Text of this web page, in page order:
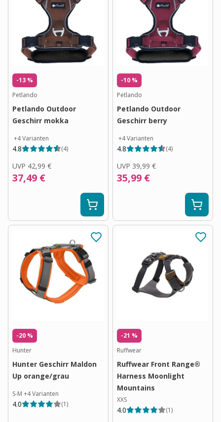
-13 %
Petlando
Petlando Outdoor
Geschirr mokka
+4Varianten
4.8 (4)
UVP 42,99 €
37,49 €
-10 %
Petlando
Petlando Outdoor
Geschirr berry
+4Varianten
4.8 (4)
UVP 39,99 €
35,99 €
-20 %
Hunter
Hunter Geschirr Maldon
Up orange/grau
S-M +4Varianten
4.0 (1)
-21 %
Ruffwear
Ruffwear Front Range®
Harness Moonlight
Mountains
XXS
4.0 (1)